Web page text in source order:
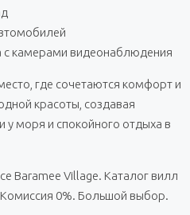
с камерами видеонаблюдения
где сочетаются комфорт и
красоты, создавая
у моря и спокойного отдыха в
Baramee Village. Каталог вилл
0%. Большой выбор.